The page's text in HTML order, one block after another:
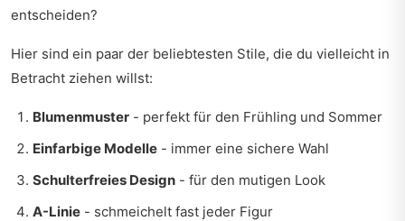
entscheiden?
Hier sind ein paar der beliebtesten Stile, die du vielleicht in
Betracht ziehen willst:
Blumenmuster - perfekt für den Frühling und Sommer
Einfarbige Modelle - immer eine sichere Wahl
Schulterfreies Design - für den mutigen Look
A-Linie - schmeichelt fast jeder Figur